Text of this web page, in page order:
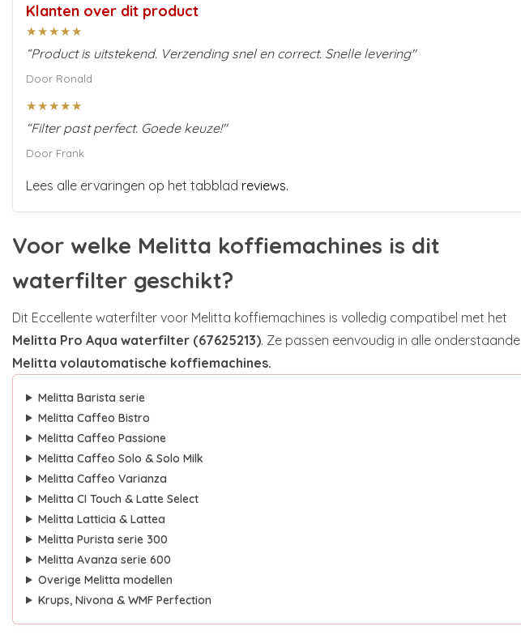
Klanten over dit product
★★★★★
“Product is uitstekend. Verzending snel en correct. Snelle levering"
Door Ronald
★★★★★
“Filter past perfect. Goede keuze!"
Door Frank
Lees alle ervaringen op het tabblad reviews.
Voor welke Melitta koffiemachines is dit
waterfilter geschikt?
Dit Eccellente waterfilter voor Melitta koffiemachines is volledig compatibel met het
Melitta Pro Aqua waterfilter (67625213). Ze passen eenvoudig in alle onderstaande
Melitta volautomatische koffiemachines.
Melitta Barista serie
Melitta Caffeo Bistro
Melitta Caffeo Passione
Melitta Caffeo Solo & Solo Milk
Melitta Caffeo Varianza
Melitta CI Touch & Latte Select
Melitta Latticia & Lattea
Melitta Purista serie 300
Melitta Avanza serie 600
Overige Melitta modellen
Krups, Nivona & WMF Perfection